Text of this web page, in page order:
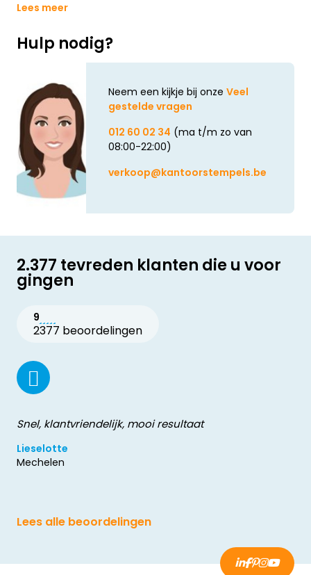
Lees meer
Hulp nodig?
Neem een kijkje bij onze Veel
gestelde vragen
012 60 02 34 (ma t/m zo van
08:00-22:00)
verkoop@kantoorstempels.be
2.377 tevreden klanten die u voor
gingen
9
2377 beoordelingen
Snel, klantvriendelijk, mooi resultaat
Lieselotte
Mechelen
Lees alle beoordelingen